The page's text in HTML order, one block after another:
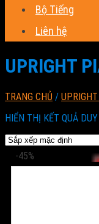
Bộ Tiếng
Liên hệ
UPRIGHT
TRANG CHỦ /
HIỂN THỊ KẾT QUẢ
-45%